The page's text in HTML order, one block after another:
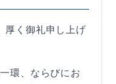
厚く御礼申し上げ
環、ならびにお